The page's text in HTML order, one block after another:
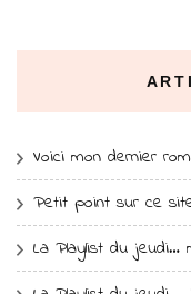
Voici mon dernier
Petit point sur ce
La Playlist du jeudi…